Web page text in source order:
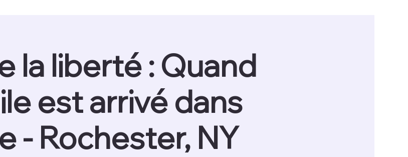
la liberté : Quand
est arrivé dans
- Rochester, NY